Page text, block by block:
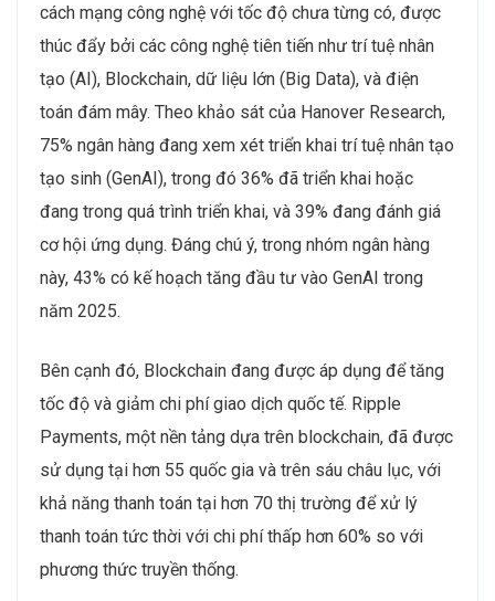
cách mạng công nghệ với tốc độ chưa từng có, được
thúc đẩy bởi các công nghệ tiên tiến như trí tuệ nhân
tạo (AI), Blockchain, dữ liệu lớn (Big Data), và điện
toán đám mây. Theo khảo sát của Hanover Research,
75% ngân hàng đang xem xét triển khai trí tuệ nhân tạo
tạo sinh (GenAI), trong đó 36% đã triển khai hoặc
đang trong quá trình triển khai, và 39% đang đánh giá
cơ hội ứng dụng. Đáng chú ý, trong nhóm ngân hàng
này, 43% có kế hoạch tăng đầu tư vào GenAI trong
năm 2025.
Bên cạnh đó, Blockchain đang được áp dụng để tăng
tốc độ và giảm chi phí giao dịch quốc tế. Ripple
Payments, một nền tảng dựa trên blockchain, đã được
sử dụng tại hơn 55 quốc gia và trên sáu châu lục, với
khả năng thanh toán tại hơn 70 thị trường để xử lý
thanh toán tức thời với chi phí thấp hơn 60% so với
phương thức truyền thống.